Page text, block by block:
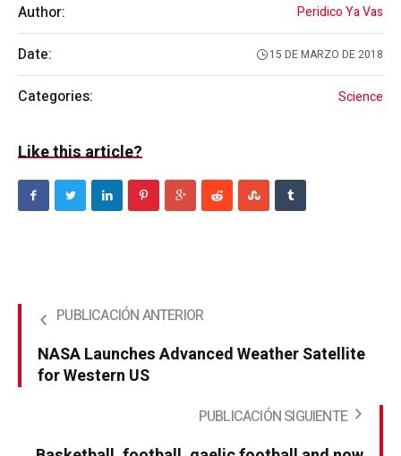
Author: Peridico Ya Vas
Date: 15 DE MARZO DE 2018
Categories: Science
Like this article?
NASA Launches Advanced Weather Satellite
for Western US